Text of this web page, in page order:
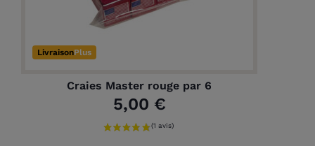
LivraisonPlus
Craies Master rouge par 6
5,00 €